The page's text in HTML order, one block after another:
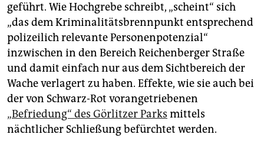
geführt. Wie Hochgrebe schreibt, „scheint“ sich
„das dem Kriminalitätsbrennpunkt entsprechend
polizeilich relevante Personenpotenzial“
inzwischen in den Bereich Reichenberger Straße
und damit einfach nur aus dem Sichtbereich der
Wache verlagert zu haben. Effekte, wie sie auch bei
der von Schwarz-Rot vorangetriebenen
„Befriedung“ des Görlitzer Parks mittels
nächtlicher Schließung befürchtet werden.